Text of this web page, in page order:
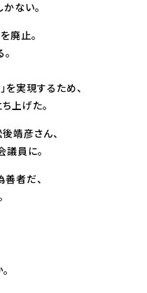
ない。
廃止。
を実現するため、
上げた。
靖彦さん、
員に。
者だ、